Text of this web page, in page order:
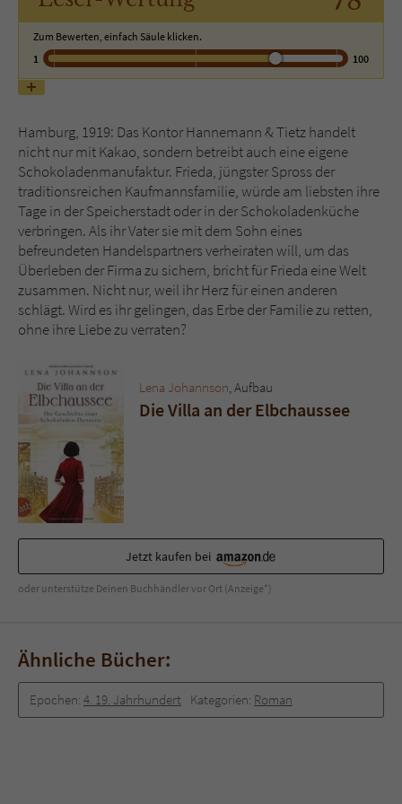
Zum Bewerten, einfach Säule klicken.
1
100
Hamburg, 1919: Das Kontor Hannemann & Tietz handelt
nicht nur mit Kakao, sondern betreibt auch eine eigene
Schokoladenmanufaktur. Frieda, jüngster Spross der
traditionsreichen Kaufmannsfamilie, würde am liebsten ihre
Tage in der Speicherstadt oder in der Schokoladenküche
verbringen. Als ihr Vater sie mit dem Sohn eines
befreundeten Handelspartners verheiraten will, um das
Überleben der Firma zu sichern, bricht für Frieda eine Welt
zusammen. Nicht nur, weil ihr Herz für einen anderen
schlägt. Wird es ihr gelingen, das Erbe der Familie zu retten,
ohne ihre Liebe zu verraten?
Lena Johannson, Aufbau
Die Villa an der Elbchaussee
Jetzt kaufen bei
oder unterstütze Deinen Buchhändler vor Ort (Anzeige*)
Ähnliche Bücher:
Epochen: 4. 19. Jahrhundert Kategorien: Roman
Name tx_pwcomments_ahash
Anbieter Literatur-Couch Medien GmbH & Co. KG
Laufzeit 1 Jahr
Zweck Cookie für Kommentare einzelner Buchtitel
Name fe_typo_user
Anbieter Literatur-Couch Medien GmbH & Co. KG
Laufzeit Session
Zweck
Benutzer. Es wird benötigt um z. B. den
Sicherheitscode des Kontaktformulars zu